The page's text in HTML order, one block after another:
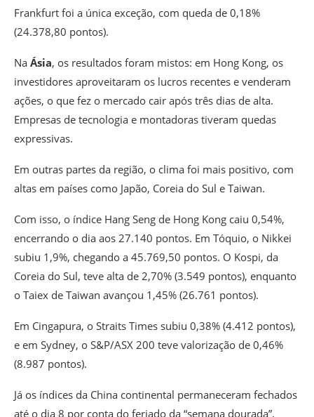
Frankfurt foi a única exceção, com queda de 0,18%
(24.378,80 pontos).
Na Ásia, os resultados foram mistos: em Hong Kong, os
investidores aproveitaram os lucros recentes e venderam
ações, o que fez o mercado cair após três dias de alta.
Empresas de tecnologia e montadoras tiveram quedas
expressivas.
Em outras partes da região, o clima foi mais positivo, com
altas em países como Japão, Coreia do Sul e Taiwan.
Com isso, o índice Hang Seng de Hong Kong caiu 0,54%,
encerrando o dia aos 27.140 pontos. Em Tóquio, o Nikkei
subiu 1,9%, chegando a 45.769,50 pontos. O Kospi, da
Coreia do Sul, teve alta de 2,70% (3.549 pontos), enquanto
o Taiex de Taiwan avançou 1,45% (26.761 pontos).
Em Cingapura, o Straits Times subiu 0,38% (4.412 pontos),
e em Sydney, o S&P/ASX 200 teve valorização de 0,46%
(8.987 pontos).
Já os índices da China continental permaneceram fechados
até o dia 8 por conta do feriado da “semana dourada”.